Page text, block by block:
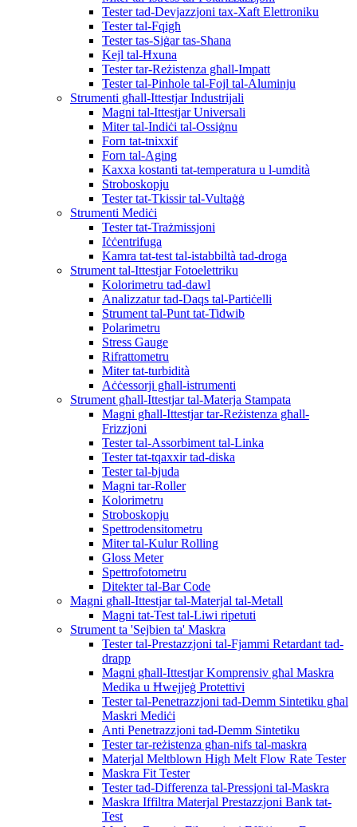
Tester tad-Devjazzjoni tax-Xaft Elettroniku
Tester tal-Fqigħ
Tester tas-Siġar tas-Sħana
Kejl tal-Ħxuna
Tester tar-Reżistenza għall-Impatt
Tester tal-Pinhole tal-Fojl tal-Aluminju
Strumenti għall-Ittestjar Industrijali
Magni tal-Ittestjar Universali
Miter tal-Indiċi tal-Ossiġnu
Forn tat-tnixxif
Forn tal-Aging
Kaxxa kostanti tat-temperatura u l-umdità
Stroboskopju
Tester tat-Tkissir tal-Vultaġġ
Strumenti Mediċi
Tester tat-Trażmissjoni
Iċċentrifuga
Kamra tat-test tal-istabbiltà tad-droga
Strument tal-Ittestjar Fotoelettriku
Kolorimetru tad-dawl
Analizzatur tad-Daqs tal-Partiċelli
Strument tal-Punt tat-Tidwib
Polarimetru
Stress Gauge
Rifrattometru
Miter tat-turbidità
Aċċessorji għall-istrumenti
Strument għall-Ittestjar tal-Materja Stampata
Magni għall-Ittestjar tar-Reżistenza għall-
Frizzjoni
Tester tal-Assorbiment tal-Linka
Tester tat-tqaxxir tad-diska
Tester tal-bjuda
Magni tar-Roller
Kolorimetru
Stroboskopju
Spettrodensitometru
Miter tal-Kulur Rolling
Gloss Meter
Spettrofotometru
Ditekter tal-Bar Code
Magni għall-Ittestjar tal-Materjal tal-Metall
Magni tat-Test tal-Liwi ripetuti
Strument ta 'Sejbien ta' Maskra
Tester tal-Prestazzjoni tal-Fjammi Retardant tad-
drapp
Magni għall-Ittestjar Komprensiv għal Maskra
Medika u Ħwejjeġ Protettivi
Tester tal-Penetrazzjoni tad-Demm Sintetiku għal
Maskri Mediċi
Anti Penetrazzjoni tad-Demm Sintetiku
Tester tar-reżistenza għan-nifs tal-maskra
Materjal Meltblown High Melt Flow Rate Tester
Maskra Fit Tester
Tester tad-Differenza tal-Pressjoni tal-Maskra
Maskra Iffiltra Materjal Prestazzjoni Bank tat-
Test